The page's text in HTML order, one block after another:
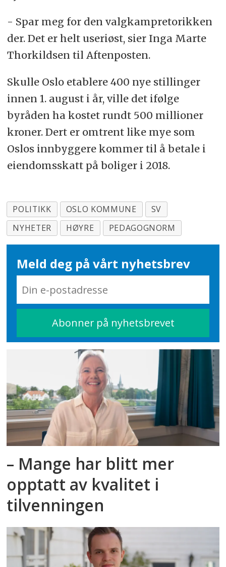
- Spar meg for den valgkampretorikken
der. Det er helt useriøst, sier Inga Marte
Thorkildsen til Aftenposten.
Skulle Oslo etablere 400 nye stillinger
innen 1. august i år, ville det ifølge
byråden ha kostet rundt 500 millioner
kroner. Dert er omtrent like mye som
Oslos innbyggere kommer til å betale i
eiendomsskatt på boliger i 2018.
POLITIKK OSLO KOMMUNE
SV
NYHETER
HØYRE PEDAGOGNORM
Meld deg på vårt nyhetsbrev
– Mange har blitt mer
opptatt av kvalitet i
tilvenningen